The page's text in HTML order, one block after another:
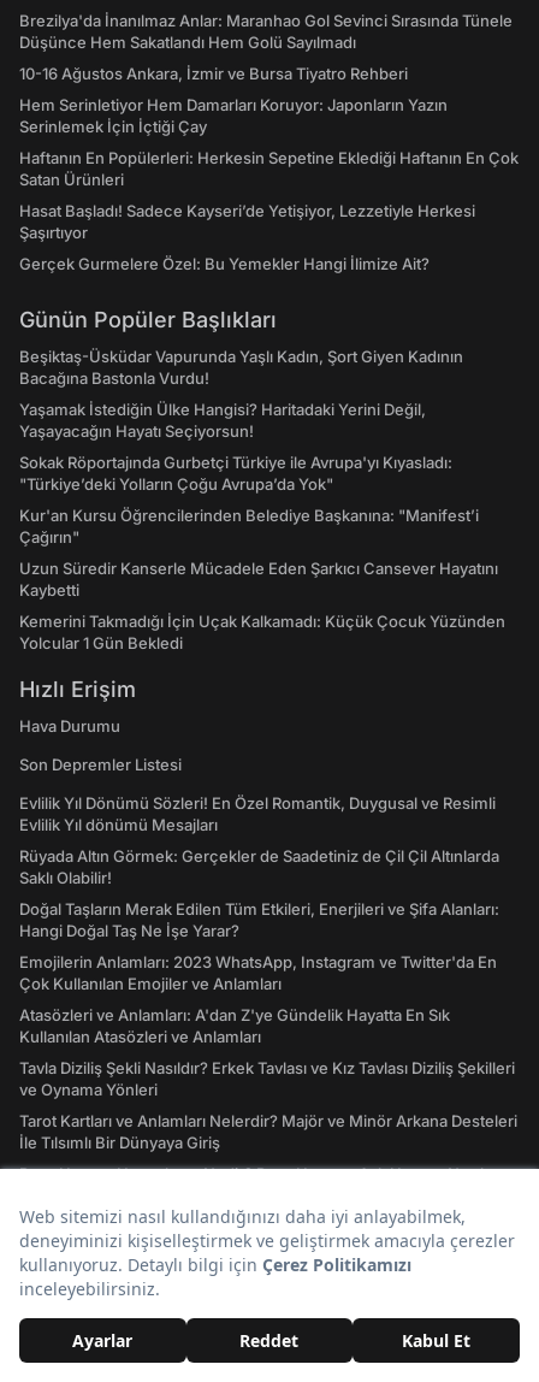
Brezilya'da İnanılmaz Anlar: Maranhao Gol Sevinci Sırasında Tünele
Düşünce Hem Sakatlandı Hem Golü Sayılmadı
10-16 Ağustos Ankara, İzmir ve Bursa Tiyatro Rehberi
Hem Serinletiyor Hem Damarları Koruyor: Japonların Yazın
Serinlemek İçin İçtiği Çay
Haftanın En Popülerleri: Herkesin Sepetine Eklediği Haftanın En Çok
Satan Ürünleri
Hasat Başladı! Sadece Kayseri’de Yetişiyor, Lezzetiyle Herkesi
Şaşırtıyor
Gerçek Gurmelere Özel: Bu Yemekler Hangi İlimize Ait?
Günün Popüler Başlıkları
Beşiktaş-Üsküdar Vapurunda Yaşlı Kadın, Şort Giyen Kadının
Bacağına Bastonla Vurdu!
Yaşamak İstediğin Ülke Hangisi? Haritadaki Yerini Değil,
Yaşayacağın Hayatı Seçiyorsun!
Sokak Röportajında Gurbetçi Türkiye ile Avrupa'yı Kıyasladı:
"Türkiye’deki Yolların Çoğu Avrupa’da Yok"
Kur'an Kursu Öğrencilerinden Belediye Başkanına: "Manifest’i
Çağırın"
Uzun Süredir Kanserle Mücadele Eden Şarkıcı Cansever Hayatını
Kaybetti
Kemerini Takmadığı İçin Uçak Kalkamadı: Küçük Çocuk Yüzünden
Yolcular 1 Gün Bekledi
Hızlı Erişim
Hava Durumu
Son Depremler Listesi
Evlilik Yıl Dönümü Sözleri! En Özel Romantik, Duygusal ve Resimli
Evlilik Yıl dönümü Mesajları
Rüyada Altın Görmek: Gerçekler de Saadetiniz de Çil Çil Altınlarda
Saklı Olabilir!
Doğal Taşların Merak Edilen Tüm Etkileri, Enerjileri ve Şifa Alanları:
Hangi Doğal Taş Ne İşe Yarar?
Emojilerin Anlamları: 2023 WhatsApp, Instagram ve Twitter'da En
Çok Kullanılan Emojiler ve Anlamları
Atasözleri ve Anlamları: A'dan Z'ye Gündelik Hayatta En Sık
Kullanılan Atasözleri ve Anlamları
Tavla Diziliş Şekli Nasıldır? Erkek Tavlası ve Kız Tavlası Diziliş Şekilleri
ve Oynama Yönleri
Tarot Kartları ve Anlamları Nelerdir? Majör ve Minör Arkana Desteleri
İle Tılsımlı Bir Dünyaya Giriş
Burç Uyumu Hesaplama Nedir? Burç Uyumu, Aşk Uyumu Nasıl
İdeal Kilo Nedir? İdeal Kilo Hesaplama Nasıl Yapılır?
Ders Çalışırken Dinlenecek Müzikler Nelerdir? Müziksiz
Çalışamayanlar Toplanın!
Instagram Giriş Nasıl Yapılır? Instagram'a Giriş İşlemleri Rehberi
41 Ülkenin Bayrakları ve Ülke Bayraklarının Anlamları